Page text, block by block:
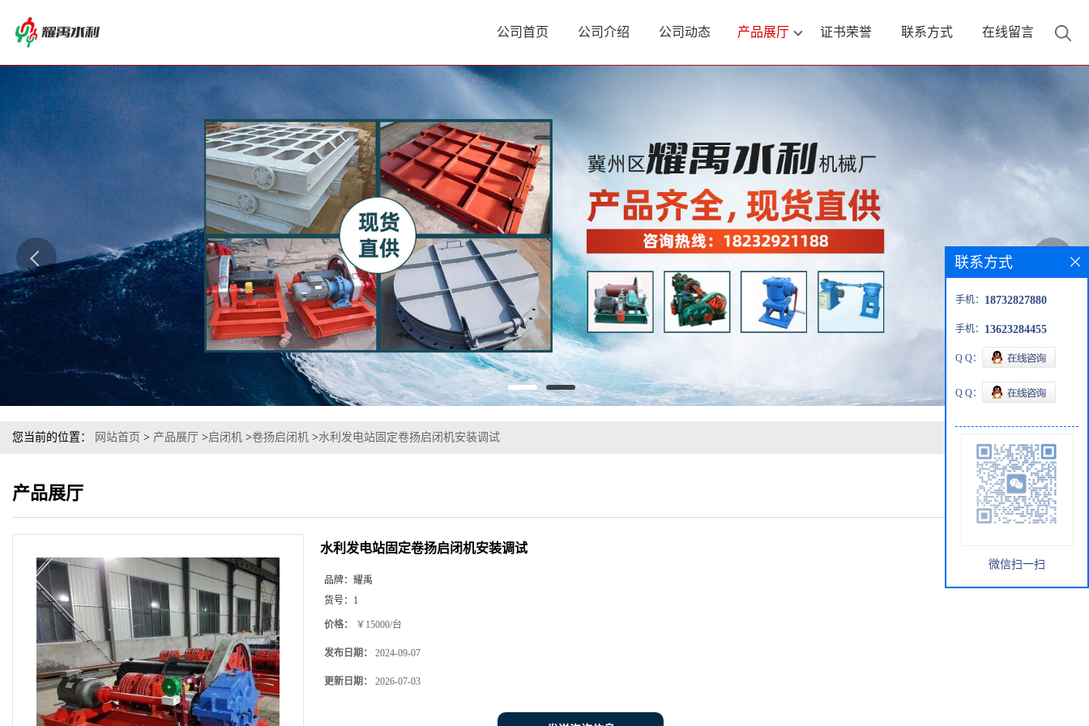
公司首页 公司介绍 公司动态 产品展厅 证书荣誉 联系方式 在线留言
您当前的位置： 网站首页 > 产品展厅 >启闭机 >卷扬启闭机 >水利发电站固定卷扬启闭机安装调试
产品展厅
水利发电站固定卷扬启闭机安装调试
品牌： 耀禹
货号： 1
价格： ￥15000/台
发布日期： 2024-09-07
更新日期： 2026-07-03
联系方式
手机： 18732827880
手机： 13623284455
Q Q：
Q Q：
微信扫一扫